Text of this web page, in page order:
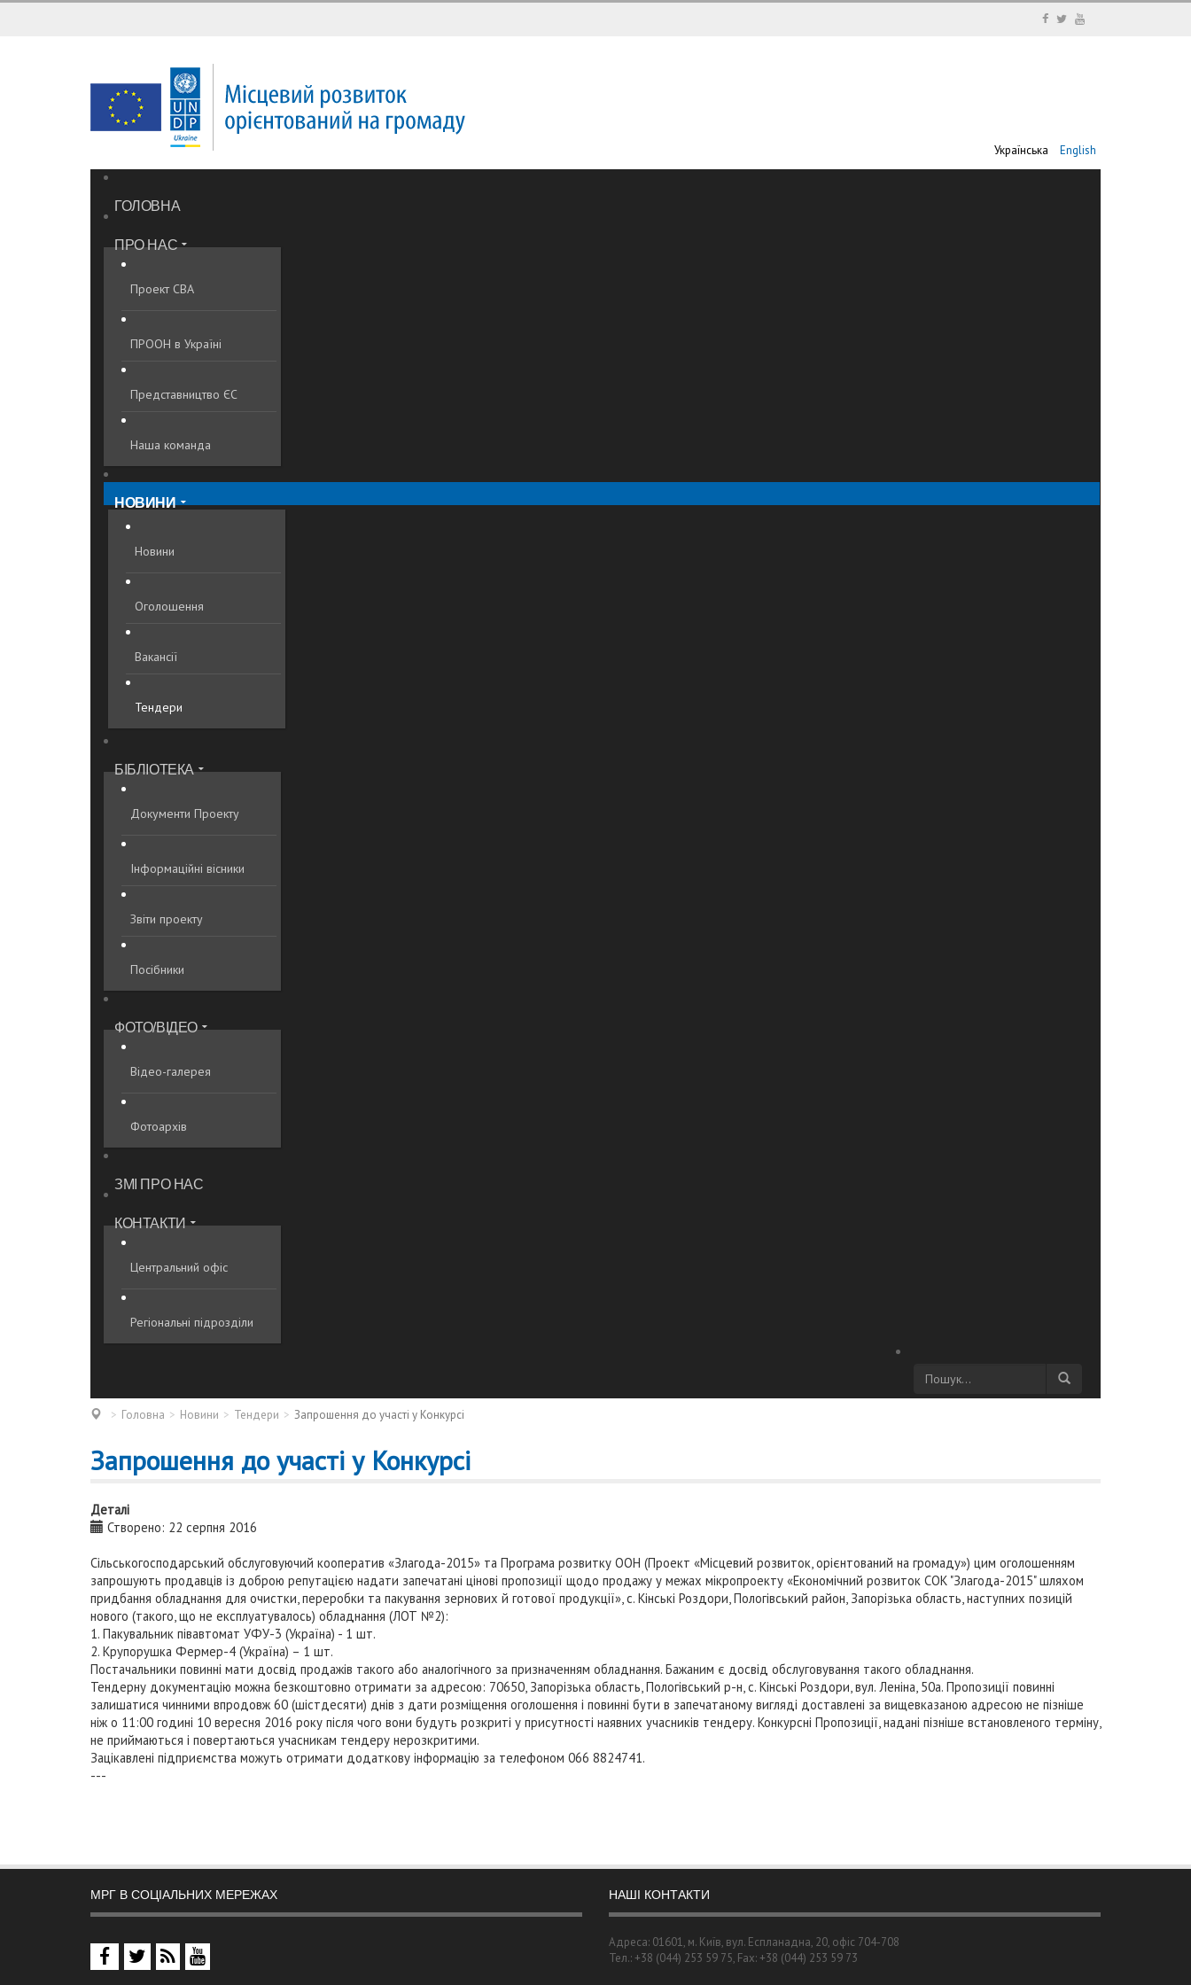
Українська English
ГОЛОВНА
ПРО НАС
Проект CBA
ПРООН в Україні
Представництво ЄС
Наша команда
НОВИНИ
Новини
Оголошення
Вакансії
Тендери
БІБЛІОТЕКА
Документи Проекту
Інформаційні вісники
Звіти проекту
Посібники
ФОТО/ВІДЕО
Відео-галерея
Фотоархів
ЗМІ ПРО НАС
КОНТАКТИ
Центральний офіс
Регіональні підрозділи
Головна Новини Тендери Запрошення до участі у Конкурсі
Запрошення до участі у Конкурсі
Деталі
Створено: 22 серпня 2016
Сільськогосподарський обслуговуючий кооператив «Злагода-2015» та Програма розвитку ООН (Проект «Місцевий розвиток, орієнтований на громаду») цим оголошенням
запрошують продавців із доброю репутацією надати запечатані цінові пропозиції щодо продажу у межах мікропроекту «Економічний розвиток СОК "Злагода-2015" шляхом
придбання обладнання для очистки, переробки та пакування зернових й готової продукції», с. Кінські Роздори, Пологівський район, Запорізька область, наступних позицій
нового (такого, що не експлуатувалось) обладнання (ЛОТ №2):
1. Пакувальник півавтомат УФУ-3 (Україна) - 1 шт.
2. Крупорушка Фермер-4 (Україна) – 1 шт.
Постачальники повинні мати досвід продажів такого або аналогічного за призначенням обладнання. Бажаним є досвід обслуговування такого обладнання.
Тендерну документацію можна безкоштовно отримати за адресою: 70650, Запорізька область, Пологівський р-н, с. Кінські Роздори, вул. Леніна, 50а. Пропозиції повинні
залишатися чинними впродовж 60 (шістдесяти) днів з дати розміщення оголошення і повинні бути в запечатаному вигляді доставлені за вищевказаною адресою не пізніше
ніж о 11:00 годині 10 вересня 2016 року після чого вони будуть розкриті у присутності наявних учасників тендеру. Конкурсні Пропозиції, надані пізніше встановленого терміну,
не приймаються і повертаються учасникам тендеру нерозкритими.
Зацікавлені підприємства можуть отримати додаткову інформацію за телефоном 066 8824741.
---
МРГ В СОЦІАЛЬНИХ МЕРЕЖАХ НАШІ КОНТАКТИ
Адреса: 01601, м. Київ, вул. Еспланадна, 20, офіс 704-708
Тел.: +38 (044) 253 59 75, Fax: +38 (044) 253 59 73